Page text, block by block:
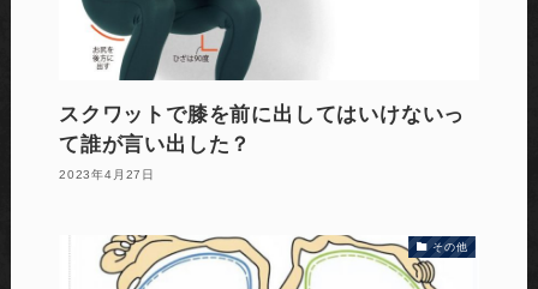
スクワットで膝を前に出してはいけないっ
て誰が言い出した？
2023年4月27日
その他